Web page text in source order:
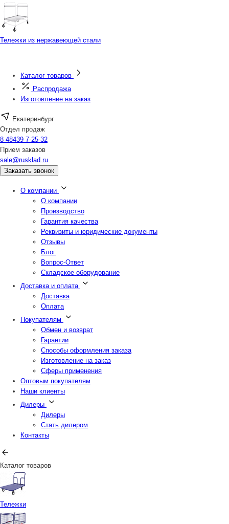
Тележки из нержавеющей стали
Каталог товаров
Распродажа
Изготовление на заказ
Екатеринбург
Отдел продаж
8 48439 7-25-32
Прием заказов
sale@rusklad.ru
Заказать звонок
О компании
О компании
Производство
Гарантия качества
Реквизиты и юридические документы
Отзывы
Блог
Вопрос-Ответ
Складское оборудование
Доставка и оплата
Доставка
Оплата
Покупателям
Обмен и возврат
Гарантии
Способы оформления заказа
Изготовление на заказ
Сферы применения
Оптовым покупателям
Наши клиенты
Дилеры
Дилеры
Стать дилером
Контакты
Каталог товаров
Тележки